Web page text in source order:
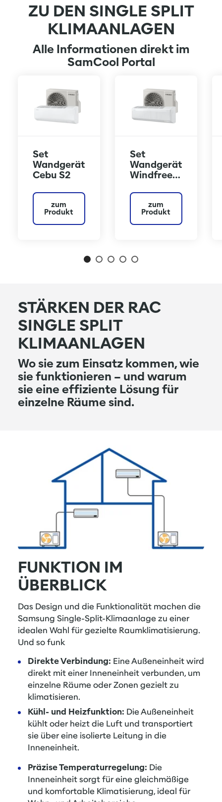
ZU DEN SINGLE SPLIT
KLIMAANLAGEN
Alle Informationen direkt im
SamCool Portal
Set
Wandgerät
Cebu S2
zum
Produkt
Set
Wandgerät
Windfree
S2
zum
Produkt
STÄRKEN DER RAC
SINGLE SPLIT
KLIMAANLAGEN
Wo sie zum Einsatz kommen, wie
sie funktionieren – und warum
sie eine effiziente Lösung für
einzelne Räume sind.
FUNKTION IM
ÜBERBLICK
Das Design und die Funktionalität machen die
Samsung Single-Split-Klimaanlage zu einer
idealen Wahl für gezielte Raumklimatisierung.
Und so funk
Direkte Verbindung: Eine Außeneinheit wird
direkt mit einer Inneneinheit verbunden, um
einzelne Räume oder Zonen gezielt zu
klimatisieren.
Kühl- und Heizfunktion: Die Außeneinheit
kühlt oder heizt die Luft und transportiert
sie über eine isolierte Leitung in die
Inneneinheit.
Präzise Temperaturregelung: Die
Inneneinheit sorgt für eine gleichmäßige
und komfortable Klimatisierung, ideal für